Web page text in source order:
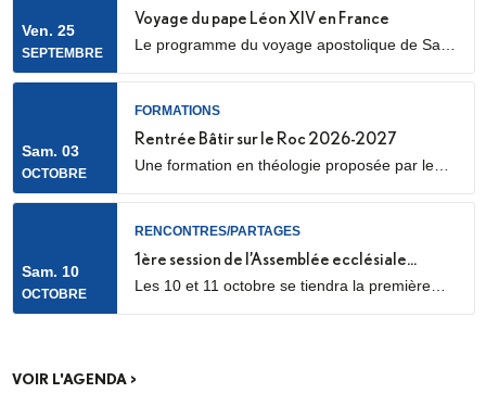
auprès des plus pauvres ou des plus jeunes,
vie fraternelle.
Ven. 25
SEPTEMBRE
Voyage du pape Léon XIV en France
Le programme du voyage apostolique de Sa
aujourd’hui, notamment avec la confirmation
des temps forts qui se dérouleront les 25 et 26
Sam. 03
OCTOBRE
FORMATIONS
Rentrée Bâtir sur le Roc 2026-2027
Une formation en théologie proposée par le
Bernardins.
Sam. 10
OCTOBRE
RENCONTRES/PARTAGES
1ère session de l’Assemblée ecclésiale
provinciale
Les 10 et 11 octobre se tiendra la première
Les délégués des neuf diocèses d’Île-de-
VOIR L'AGENDA >